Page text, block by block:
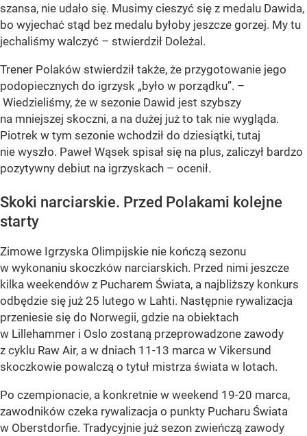
szansa, nie udało się. Musimy cieszyć się z medalu Dawida,
bo wyjechać stąd bez medalu byłoby jeszcze gorzej. My tu
jechaliśmy walczyć – stwierdził Doleżal.
Trener Polaków stwierdził także, że przygotowanie jego
podopiecznych do igrzysk „było w porządku”. –
Wiedzieliśmy, że w sezonie Dawid jest szybszy
na mniejszej skoczni, a na dużej już to tak nie wygląda.
Piotrek w tym sezonie wchodził do dziesiątki, tutaj
nie wyszło. Paweł Wąsek spisał się na plus, zaliczył bardzo
pozytywny debiut na igrzyskach – ocenił.
Skoki narciarskie. Przed Polakami kolejne
starty
Zimowe Igrzyska Olimpijskie nie kończą sezonu
w wykonaniu skoczków narciarskich. Przed nimi jeszcze
kilka weekendów z Pucharem Świata, a najbliższy konkurs
odbędzie się już 25 lutego w Lahti. Następnie rywalizacja
przeniesie się do Norwegii, gdzie na obiektach
w Lillehammer i Oslo zostaną przeprowadzone zawody
z cyklu Raw Air, a w dniach 11-13 marca w Vikersund
skoczkowie powalczą o tytuł mistrza świata w lotach.
Po czempionacie, a konkretnie w weekend 19-20 marca,
zawodników czeka rywalizacja o punkty Pucharu Świata
w Oberstdorfie. Tradycyjnie już sezon zwieńczą zawody